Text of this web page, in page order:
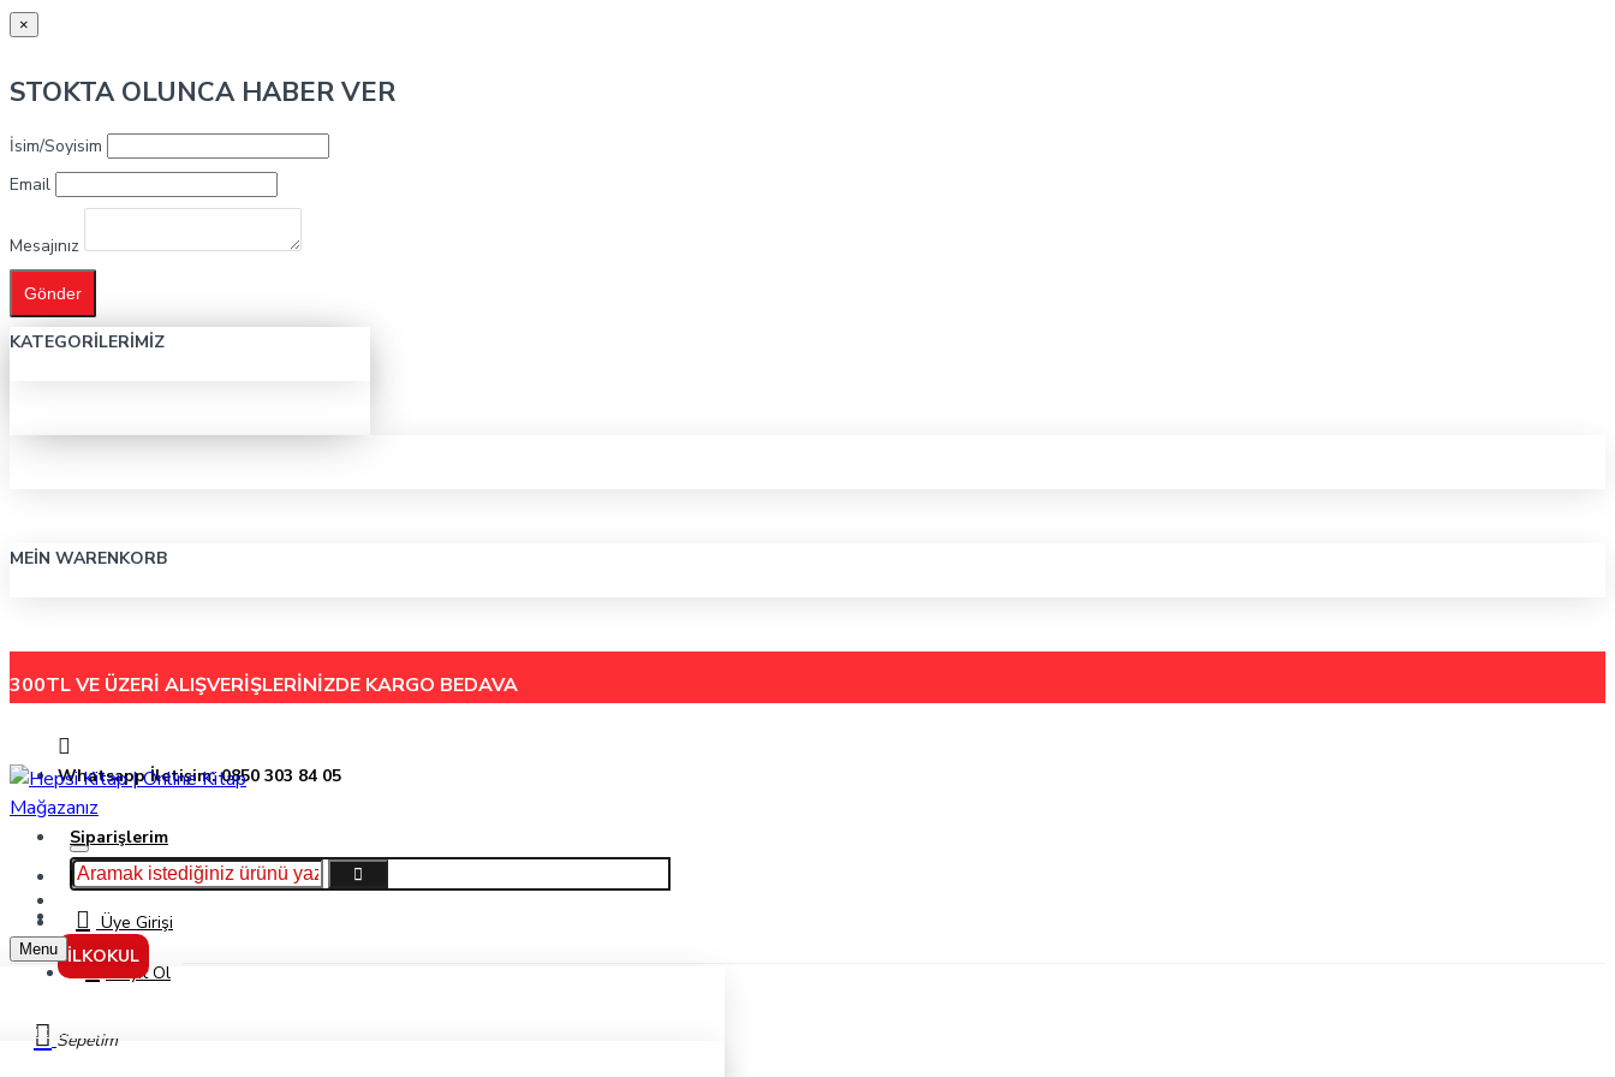
×
STOKTA OLUNCA HABER VER
İsim/Soyisim
Email
Mesajınız
Gönder
KATEGORILERIMIZ
MEIN WARENKORB
300TL VE ÜZERİ ALIŞVERİŞLERİNİZDE KARGO BEDAVA
Whatsapp İletişim: 0850 303 84 05
Siparişlerim
Hakkımızda
İletişimÜye Girişi
Kayıt Ol
Sepetim
İLKOKUL
Menu
Pritt 43Gr Stick Yapıştırıcı 208865